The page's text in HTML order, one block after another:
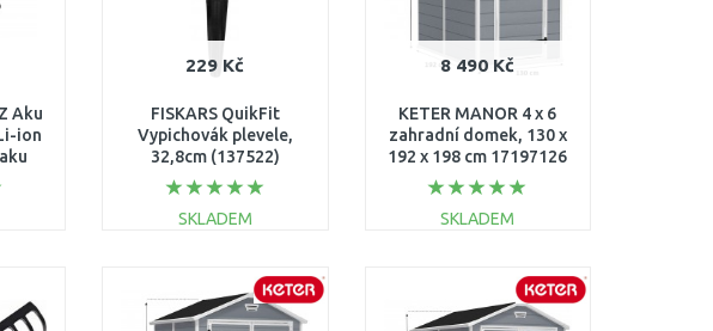
Aku
ion
229 Kč
FISKARS QuikFit
Vypichovák plevele,
32,8cm (137522)
1000731
SKLADEM
Porovnat
8 490 Kč
KETER MANOR 4 x 6
zahradní domek, 130 x
192 x 198 cm 17197126
SKLADEM
Porovnat